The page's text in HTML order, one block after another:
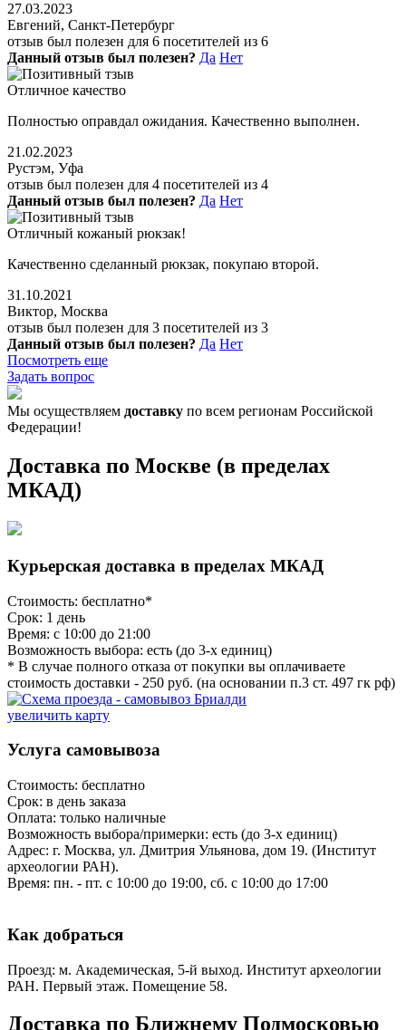
27.03.2023
Евгений, Санкт-Петербург
отзыв был полезен для 6 посетителей из 6
Данный отзыв был полезен? Да Нет
Отличное качество
Полностью оправдал ожидания. Качественно выполнен.
21.02.2023
Рустэм, Уфа
отзыв был полезен для 4 посетителей из 4
Данный отзыв был полезен? Да Нет
Отличный кожаный рюкзак!
Качественно сделанный рюкзак, покупаю второй.
31.10.2021
Виктор, Москва
отзыв был полезен для 3 посетителей из 3
Данный отзыв был полезен? Да Нет
Посмотреть еще
Задать вопрос
Мы осуществляем доставку по всем регионам Российской
Федерации!
Доставка по Москве (в пределах
МКАД)
Курьерская доставка в пределах МКАД
Стоимость: бесплатно*
Срок: 1 день
Время: с 10:00 до 21:00
Возможность выбора: есть (до 3-х единиц)
* В случае полного отказа от покупки вы оплачиваете
стоимость доставки - 250 руб. (на основании п.3 ст. 497 гк рф)
увеличить карту
Услуга самовывоза
Стоимость: бесплатно
Срок: в день заказа
Оплата: только наличные
Возможность выбора/примерки: есть (до 3-х единиц)
Адрес: г. Москва, ул. Дмитрия Ульянова, дом 19. (Институт
археологии РАН).
Время: пн. - пт. с 10:00 до 19:00, сб. с 10:00 до 17:00
Как добраться
Проезд: м. Академическая, 5-й выход. Институт археологии
РАН. Первый этаж. Помещение 58.
Доставка по Ближнему Подмосковью